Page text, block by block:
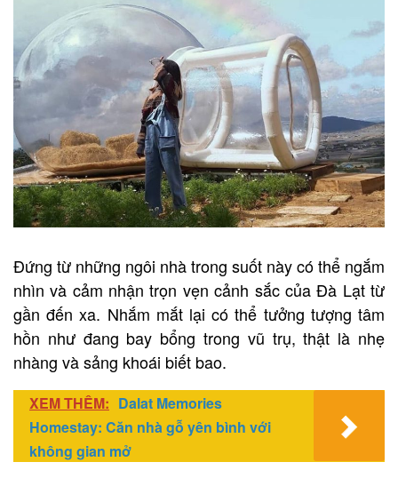
Đứng từ những ngôi nhà trong suốt này có thể ngắm
nhìn và cảm nhận trọn vẹn cảnh sắc của Đà Lạt từ
gần đến xa. Nhắm mắt lại có thể tưởng tượng tâm
hồn như đang bay bổng trong vũ trụ, thật là nhẹ
nhàng và sảng khoái biết bao.
XEM THÊM: Dalat Memories
Homestay: Căn nhà gỗ yên bình với
không gian mở